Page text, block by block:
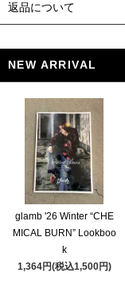
返品について
NEW ARRIVAL
glamb '26 Winter “CHE
MICAL BURN” Lookboo
k
1,364円(税込1,500円)